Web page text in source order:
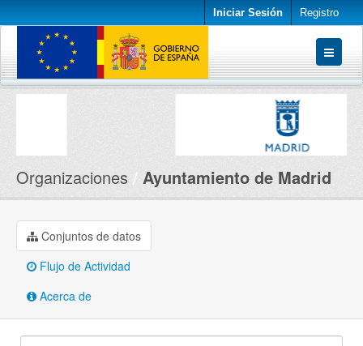
Iniciar Sesión Registro
Conjuntos de datos
Organizaciones Ayuntamiento de Madrid
Conjuntos de datos
Flujo de Actividad
Acerca de